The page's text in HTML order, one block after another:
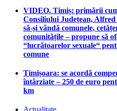
VIDEO. Timiș: primării
Consiliului Județean,
să-și vândă comunele,
comunitățile – propune să
“lucrătoarelor sexuale“
comune
Timișoara: se acordă
întârziate – 250 de euro
km